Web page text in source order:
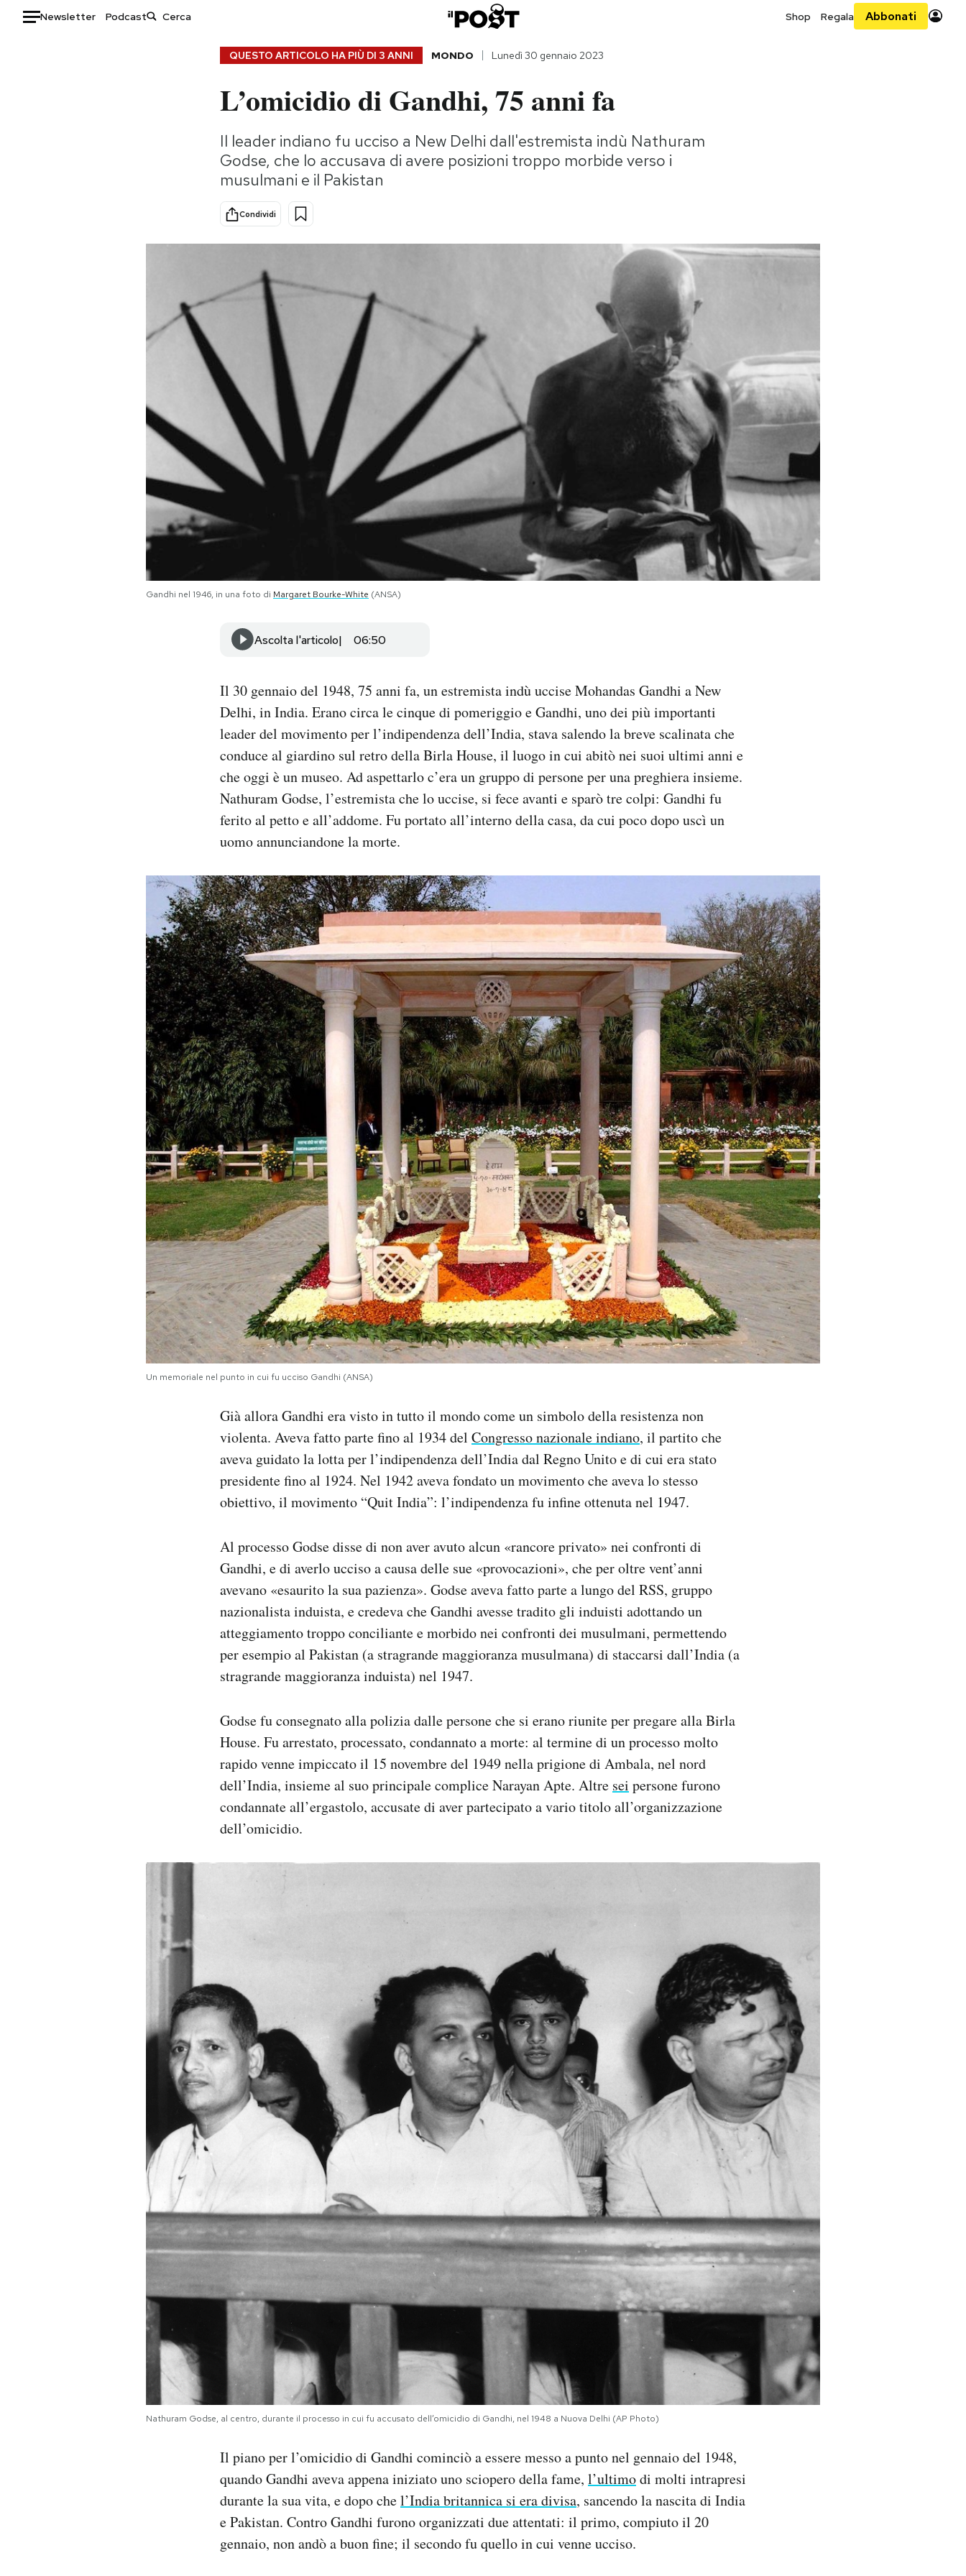
Newsletter Podcast Shop Regala Abbonati
Consumismi
Storie/Idee
Ok Boomer!
Europa
Mondiali calcio 2026
QUESTO ARTICOLO HA PIÙ DI 3 ANNI MONDO Lunedì 30 gennaio 2023
L’omicidio di Gandhi, 75 anni fa
Il leader indiano fu ucciso a New Delhi dall'estremista indù Nathuram
Godse, che lo accusava di avere posizioni troppo morbide verso i
musulmani e il Pakistan
Condividi
Gandhi nel 1946, in una foto di Margaret Bourke-White (ANSA)
Ascolta l'articolo 06:50
Il 30 gennaio del 1948, 75 anni fa, un estremista indù uccise Mohandas Gandhi a New
Delhi, in India. Erano circa le cinque di pomeriggio e Gandhi, uno dei più importanti
leader del movimento per l’indipendenza dell’India, stava salendo la breve scalinata che
conduce al giardino sul retro della Birla House, il luogo in cui abitò nei suoi ultimi anni e
che oggi è un museo. Ad aspettarlo c’era un gruppo di persone per una preghiera insieme.
Nathuram Godse, l’estremista che lo uccise, si fece avanti e sparò tre colpi: Gandhi fu
ferito al petto e all’addome. Fu portato all’interno della casa, da cui poco dopo uscì un
uomo annunciandone la morte.
Un memoriale nel punto in cui fu ucciso Gandhi (ANSA)
Già allora Gandhi era visto in tutto il mondo come un simbolo della resistenza non
violenta. Aveva fatto parte fino al 1934 del Congresso nazionale indiano, il partito che
aveva guidato la lotta per l’indipendenza dell’India dal Regno Unito e di cui era stato
presidente fino al 1924. Nel 1942 aveva fondato un movimento che aveva lo stesso
obiettivo, il movimento “Quit India”: l’indipendenza fu infine ottenuta nel 1947.
Al processo Godse disse di non aver avuto alcun «rancore privato» nei confronti di
Gandhi, e di averlo ucciso a causa delle sue «provocazioni», che per oltre vent’anni
avevano «esaurito la sua pazienza». Godse aveva fatto parte a lungo del RSS, gruppo
nazionalista induista, e credeva che Gandhi avesse tradito gli induisti adottando un
atteggiamento troppo conciliante e morbido nei confronti dei musulmani, permettendo
per esempio al Pakistan (a stragrande maggioranza musulmana) di staccarsi dall’India (a
stragrande maggioranza induista) nel 1947.
Godse fu consegnato alla polizia dalle persone che si erano riunite per pregare alla Birla
House. Fu arrestato, processato, condannato a morte: al termine di un processo molto
rapido venne impiccato il 15 novembre del 1949 nella prigione di Ambala, nel nord
dell’India, insieme al suo principale complice Narayan Apte. Altre sei persone furono
condannate all’ergastolo, accusate di aver partecipato a vario titolo all’organizzazione
dell’omicidio.
Nathuram Godse, al centro, durante il processo in cui fu accusato dell’omicidio di Gandhi, nel 1948 a Nuova Delhi (AP Photo)
Il piano per l’omicidio di Gandhi cominciò a essere messo a punto nel gennaio del 1948,
quando Gandhi aveva appena iniziato uno sciopero della fame, l’ultimodi molti intrapresi
durante la sua vita, e dopo chel’India britannica si era divisa, sancendo la nascita di India
e Pakistan. Contro Gandhi furono organizzati due attentati: il primo, compiuto il 20
gennaio, non andò a buon fine; il secondo fu quello in cui venne ucciso.